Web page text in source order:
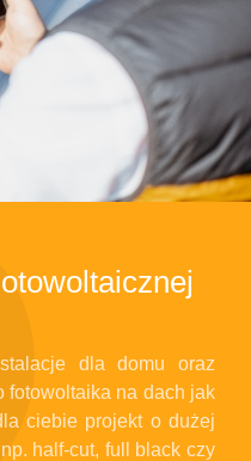
dla domu oraz
fotowoltaika na dach jak
ciebie projekt o dużej
half-cut, full black czy